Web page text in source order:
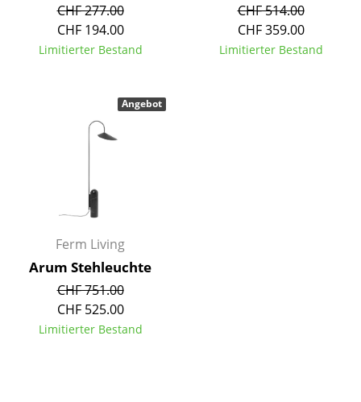
Tischleuchten
Schreibtischleuchten
Bodenleuchten
Wandleuchten
Akkuleuchten
... alle Leuchten
Betten
Doppelbetten
CHF 277.00
CHF 194.00
Limitierter Bestand
CHF 514.00
CHF 359.00
Limitierter Bestand
Ferm Living
Arum Stehleuchte
CHF 751.00
CHF 525.00
Limitierter Bestand
Angebot